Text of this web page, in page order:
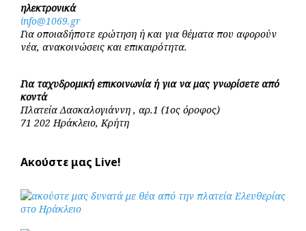
ηλεκτρονικά
info@1069.gr
Για οποιαδήποτε ερώτηση ή και για θέματα που αφορούν
νέα, ανακοινώσεις και επικαιρότητα.
Για ταχυδρομική επικοινωνία ή για να μας γνωρίσετε από
κοντά
Πλατεία Δασκαλογιάννη , αρ.1 (1ος όροφος)
71 202 Ηράκλειο, Κρήτη
Ακούστε μας Live!